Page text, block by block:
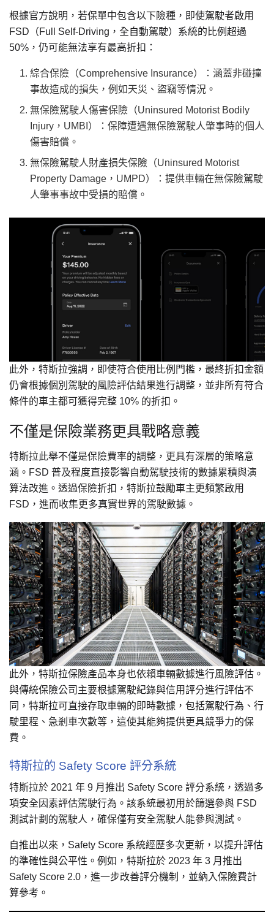
根據官方說明，若保單中包含以下險種，即使駕駛者啟用
FSD（Full Self-Driving，全自動駕駛）系統的比例超過
50%，仍可能無法享有最高折扣：
綜合保險（Comprehensive Insurance）：涵蓋非碰撞
事故造成的損失，例如天災、盜竊等情況。
無保險駕駛人傷害保險（Uninsured Motorist Bodily
Injury，UMBI）：保障遭遇無保險駕駛人肇事時的個人
傷害賠償。
無保險駕駛人財產損失保險（Uninsured Motorist
Property Damage，UMPD）：提供車輛在無保險駕駛
人肇事事故中受損的賠償。
此外，特斯拉強調，即使符合使用比例門檻，最終折扣金額
仍會根據個別駕駛的風險評估結果進行調整，並非所有符合
條件的車主都可獲得完整 10% 的折扣。
不僅是保險業務更具戰略意義
特斯拉此舉不僅是保險費率的調整，更具有深層的策略意
涵。FSD 普及程度直接影響自動駕駛技術的數據累積與演
算法改進。透過保險折扣，特斯拉鼓勵車主更頻繁啟用
FSD，進而收集更多真實世界的駕駛數據。
此外，特斯拉保險產品本身也依賴車輛數據進行風險評估。
與傳統保險公司主要根據駕駛紀錄與信用評分進行評估不
同，特斯拉可直接存取車輛的即時數據，包括駕駛行為、行
駛里程、急剎車次數等，這使其能夠提供更具競爭力的保
費。
特斯拉的 Safety Score 評分系統
特斯拉於 2021 年 9 月推出 Safety Score 評分系統，透過多
項安全因素評估駕駛行為。該系統最初用於篩選參與 FSD
測試計劃的駕駛人，確保僅有安全駕駛人能參與測試。
自推出以來，Safety Score 系統經歷多次更新，以提升評估
的準確性與公平性。例如，特斯拉於 2023 年 3 月推出
Safety Score 2.0，進一步改善評分機制，並納入保險費計
算參考。